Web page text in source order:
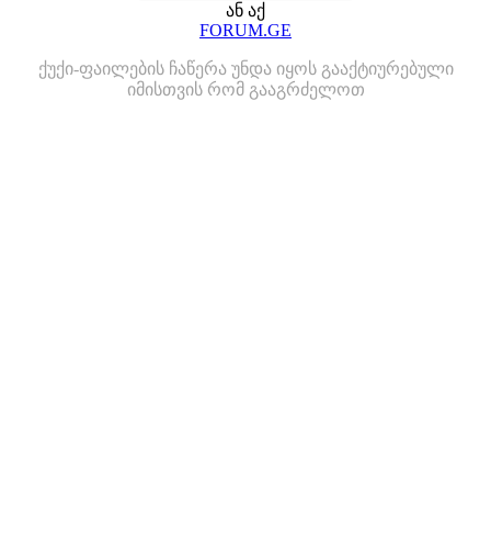
ან აქ
FORUM.GE
ქუქი-ფაილების ჩაწერა უნდა იყოს გააქტიურებული
იმისთვის რომ გააგრძელოთ